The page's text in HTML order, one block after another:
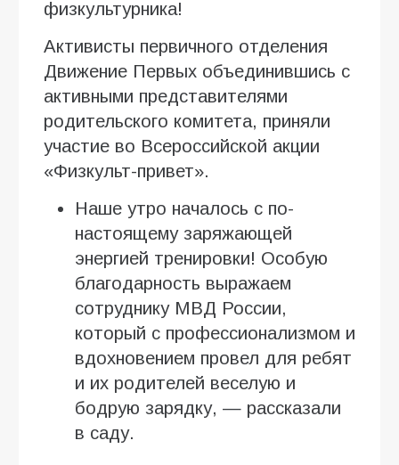
физкультурника!
Активисты первичного отделения
Движение Первых объединившись с
активными представителями
родительского комитета, приняли
участие во Всероссийской акции
«Физкульт-привет».
Наше утро началось с по-
настоящему заряжающей
энергией тренировки! Особую
благодарность выражаем
сотруднику МВД России,
который с профессионализмом и
вдохновением провел для ребят
и их родителей веселую и
бодрую зарядку, — рассказали
в саду.